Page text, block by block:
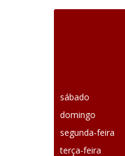
sábado
domingo
segunda-feira
terça-feira